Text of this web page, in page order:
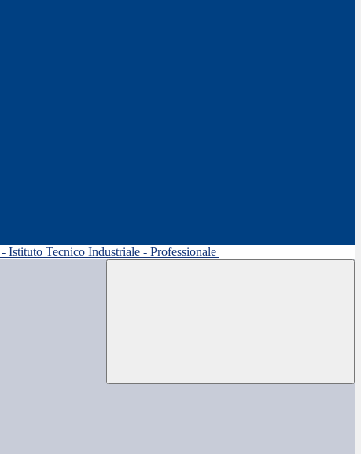
Istituto Tecnico Industriale - Professionale